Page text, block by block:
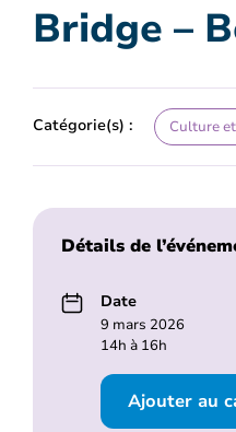
Bridge –
Catégorie(s) : Culture
Détails de
Date
9 mars 2026
14h à 16h
Ajouter au